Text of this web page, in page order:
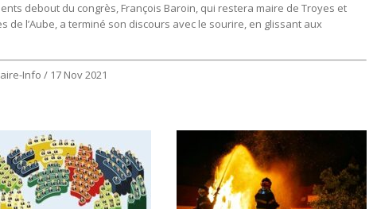
debout du congrès, François Baroin, qui restera maire de Troyes et
l’Aube, a terminé son discours avec le sourire, en glissant aux
Info / 17 Nov 2021